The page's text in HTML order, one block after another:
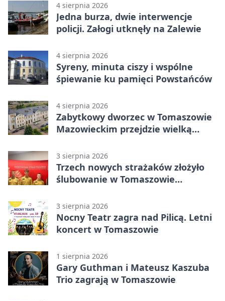
4 sierpnia 2026
Jedna burza, dwie interwencje
policji. Załogi utknęły na Zalewie
4 sierpnia 2026
Syreny, minuta ciszy i wspólne
śpiewanie ku pamięci Powstańców
4 sierpnia 2026
Zabytkowy dworzec w Tomaszowie
Mazowieckim przejdzie wielką
wykonawcy
3 sierpnia 2026
Trzech nowych strażaków złożyło
ślubowanie w Tomaszowie
3 sierpnia 2026
Nocny Teatr zagra nad Pilicą. Letni
koncert w Tomaszowie
1 sierpnia 2026
Gary Guthman i Mateusz Kaszuba
Trio zagrają w Tomaszowie